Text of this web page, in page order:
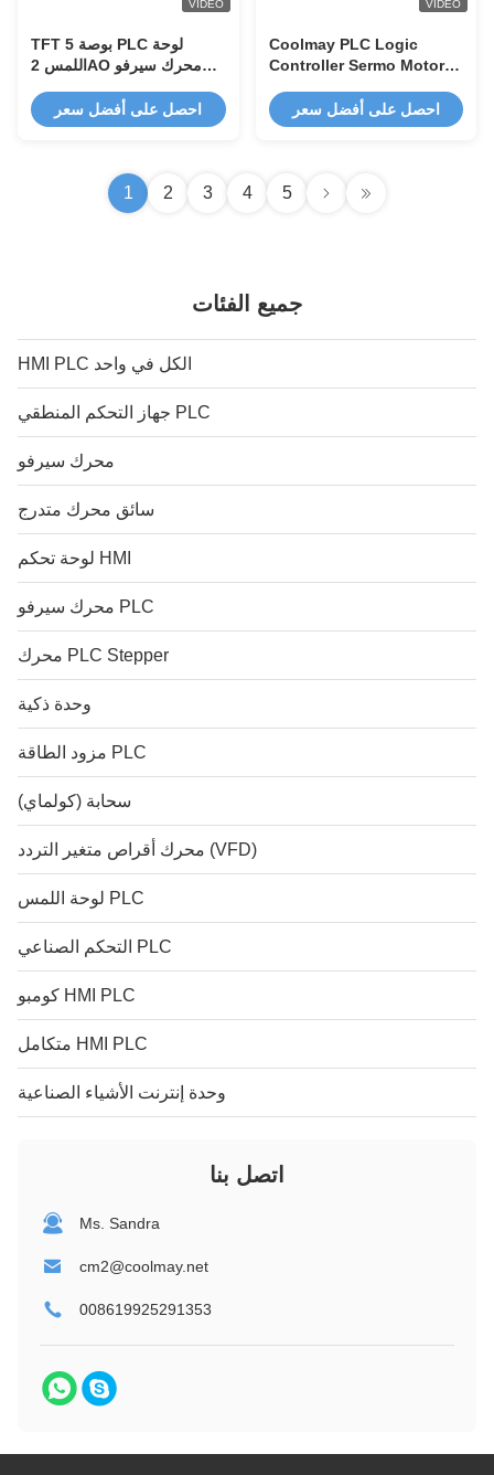
VIDEO
TFT 5 بوصة PLC لوحة
اللمس 2AO محرك سيرفو
احصل على أفضل سعر
VIDEO
Coolmay PLC Logic
Controller Sermo Motor
12DOاحصل على أفضل سعر
1 2 3 4 5
جميع الفئات
HMI PLC الكل في واحد
جهاز التحكم المنطقي PLC
محرك سيرفو
سائق محرك متدرج
لوحة تحكم HMI
محرك سيرفو PLC
محرك PLC Stepper
وحدة ذكية
مزود الطاقة PLC
سحابة (كولماي)
محرك أقراص متغير التردد (VFD)
لوحة اللمس PLC
التحكم الصناعي PLC
كومبو HMI PLC
متكامل HMI PLC
وحدة إنترنت الأشياء الصناعية
اتصل بنا
Ms. Sandra
cm2@coolmay.net
008619925291353